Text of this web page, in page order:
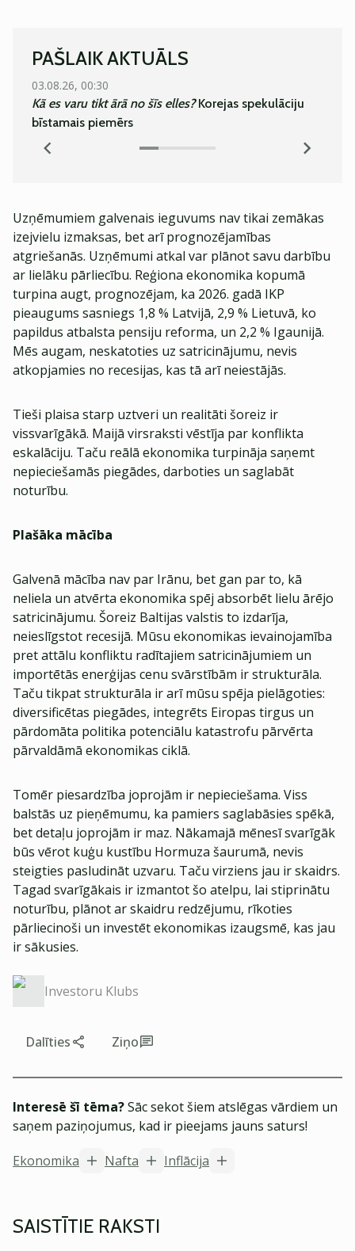
PAŠLAIK AKTUĀLS
03.08.26, 00:30
Kā es varu tikt ārā no šīs elles?Korejas spekulāciju
bīstamais piemērs
Uzņēmumiem galvenais ieguvums nav tikai zemākas
izejvielu izmaksas, bet arī prognozējamības
atgriešanās. Uzņēmumi atkal var plānot savu darbību
ar lielāku pārliecību. Reģiona ekonomika kopumā
turpina augt, prognozējam, ka 2026. gadā IKP
pieaugums sasniegs 1,8 % Latvijā, 2,9 % Lietuvā, ko
papildus atbalsta pensiju reforma, un 2,2 % Igaunijā.
Mēs augam, neskatoties uz satricinājumu, nevis
atkopjamies no recesijas, kas tā arī neiestājās.
Tieši plaisa starp uztveri un realitāti šoreiz ir
vissvarīgākā. Maijā virsraksti vēstīja par konflikta
eskalāciju. Taču reālā ekonomika turpināja saņemt
nepieciešamās piegādes, darboties un saglabāt
noturību.
Plašāka mācība
Galvenā mācība nav par Irānu, bet gan par to, kā
neliela un atvērta ekonomika spēj absorbēt lielu ārējo
satricinājumu. Šoreiz Baltijas valstis to izdarīja,
neieslīgstot recesijā. Mūsu ekonomikas ievainojamība
pret attālu konfliktu radītajiem satricinājumiem un
importētās enerģijas cenu svārstībām ir strukturāla.
Taču tikpat strukturāla ir arī mūsu spēja pielāgoties:
diversificētas piegādes, integrēts Eiropas tirgus un
pārdomāta politika potenciālu katastrofu pārvērta
pārvaldāmā ekonomikas ciklā.
Tomēr piesardzība joprojām ir nepieciešama. Viss
balstās uz pieņēmumu, ka pamiers saglabāsies spēkā,
bet detaļu joprojām ir maz. Nākamajā mēnesī svarīgāk
būs vērot kuģu kustību Hormuza šaurumā, nevis
steigties pasludināt uzvaru. Taču virziens jau ir skaidrs.
Tagad svarīgākais ir izmantot šo atelpu, lai stiprinātu
noturību, plānot ar skaidru redzējumu, rīkoties
pārliecinoši un investēt ekonomikas izaugsmē, kas jau
ir sākusies.
Investoru Klubs
Dalīties Ziņo
Interesē šī tēma?Sāc sekot šiem atslēgas vārdiem un
saņem paziņojumus, kad ir pieejams jauns saturs!
Ekonomika
Nafta Inflācija
SAISTĪTIE RAKSTI